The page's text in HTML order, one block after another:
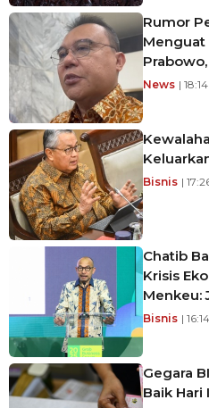
Rumor
Menguat
News |
Bisnis |
Chatib
Krisis
Menkeu:
Bisnis |
Gegara
Baik Hari